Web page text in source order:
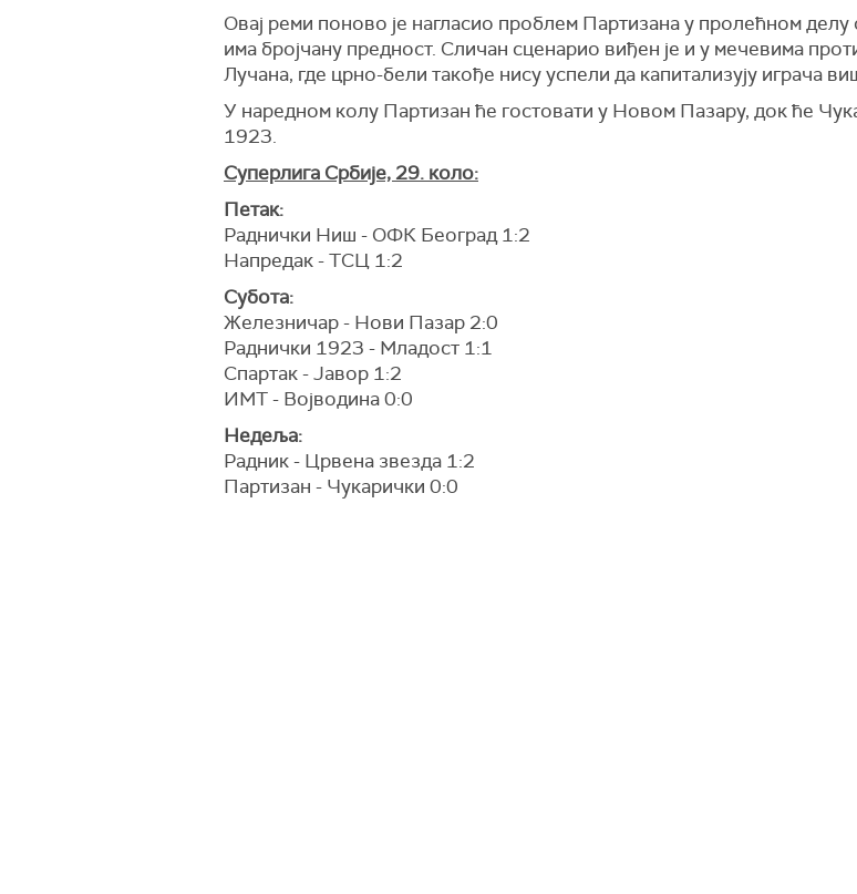
Овај реми поново је нагласио проблем Партизана у пролећном делу
има бројчану предност. Сличан сценарио виђен је и у мечевима
Лучана, где црно-бели такође нису успели да капитализују играча
У наредном колу Партизан ће гостовати у Новом Пазару, док ће
1923.
Суперлига Србије, 29. коло:
Петак:
Раднички Ниш - ОФК Београд 1:2
Напредак - ТСЦ 1:2
Субота:
Железничар - Нови Пазар 2:0
Раднички 1923 - Младост 1:1
Спартак - Јавор 1:2
ИМТ - Војводина 0:0
Недеља:
Радник - Црвена звезда 1:2
Партизан - Чукарички 0:0